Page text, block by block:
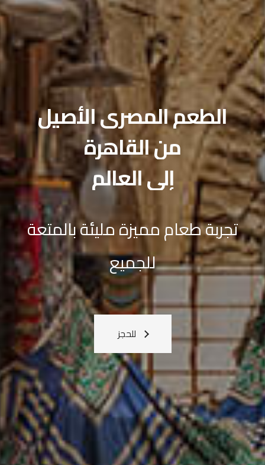
صالات الطعام الخاصة
احتفل بمناسبتك
القادمة
معنا
اعرف المزيد